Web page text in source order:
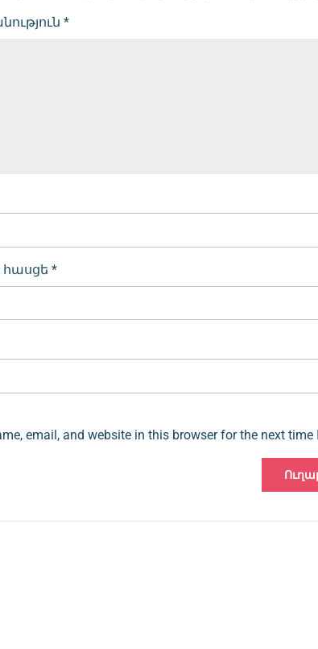
*
հասցե *
email, and website in this browser for the next time